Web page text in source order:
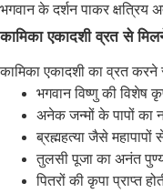
भगवान के दर्शन पाकर क्षत्रिय
कामिका एकादशी व्रत से
कामिका एकादशी का व्रत
भगवान विष्णु की विशेष
अनेक जन्मों के पापों का
ब्रह्महत्या जैसे महापापों
तुलसी पूजा का अनंत पुण्य
पितरों की कृपा प्राप्त